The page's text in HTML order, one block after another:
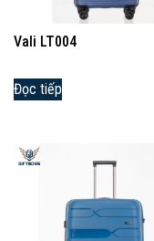
Vali LT004
Đọc tiếp